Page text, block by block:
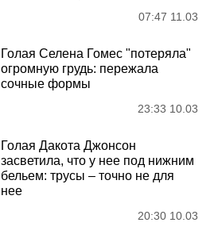
07:47 11.03
Голая Селена Гомес "потеряла"
огромную грудь: пережала
сочные формы
23:33 10.03
Голая Дакота Джонсон
засветила, что у нее под нижним
бельем: трусы – точно не для
нее
20:30 10.03